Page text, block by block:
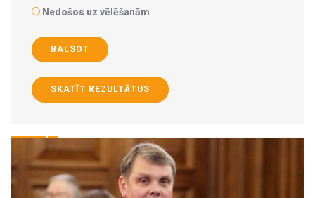
Nedošos uz vēlēšanām
BALSOT
SKATĪT REZULTĀTUS